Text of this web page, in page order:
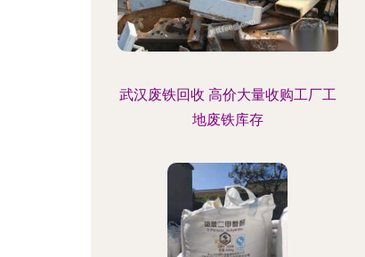
武汉废铁回收 高价大量收购工厂工
地废铁库存